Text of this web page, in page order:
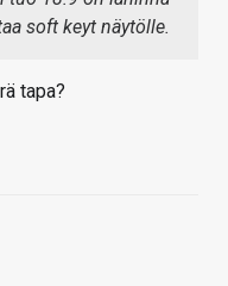
soft keyt näytölle.
tapa?